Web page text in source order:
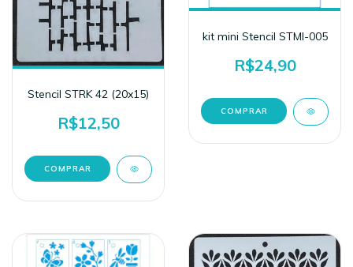
Stencil STRK 42 (20x15)
R$12,50
kit mini Stencil STMI-005
R$24,90